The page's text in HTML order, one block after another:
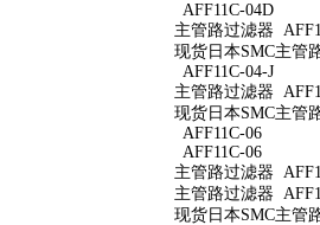
AFF11C-04D
主管路过滤器
现货日本SMC主管
AFF11C-04-J
主管路过滤器
现货日本SMC主管
AFF11C-06
AFF11C-06
主管路过滤器
主管路过滤器
现货日本SMC主管